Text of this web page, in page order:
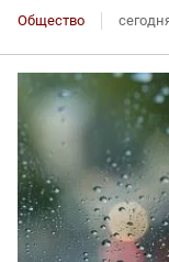
Общество